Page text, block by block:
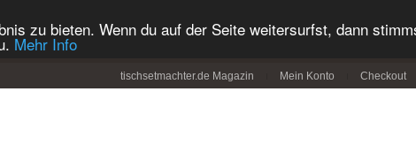
zu bieten. Wenn du auf der Seite weitersurfst, dann
Mehr Info
tischsetmachter.de Magazin Mein Konto Checkout